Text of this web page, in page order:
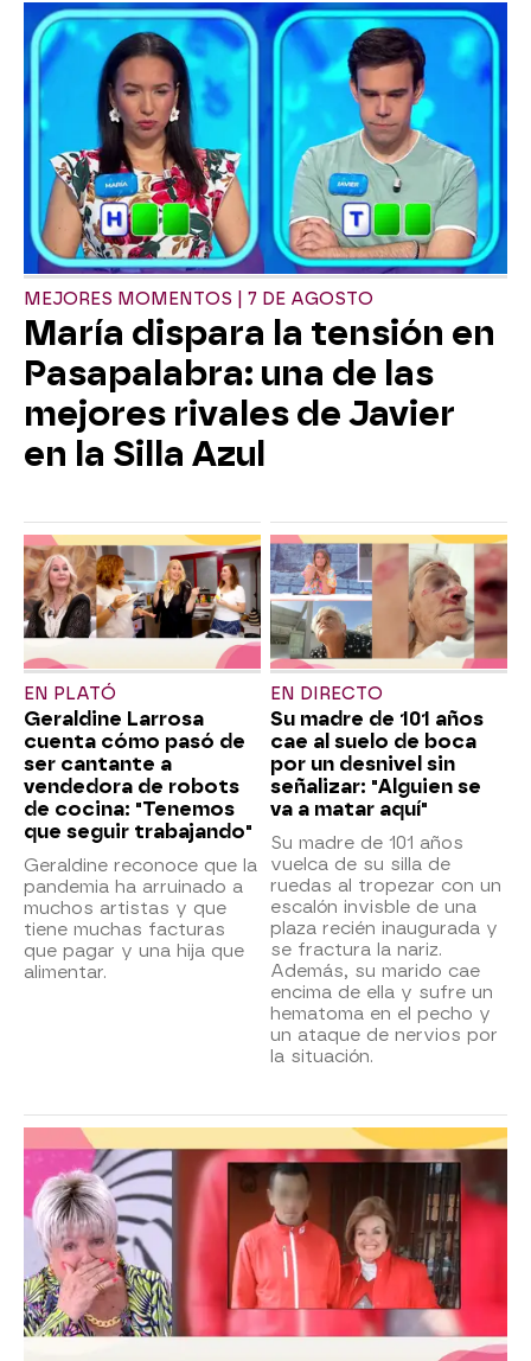
MEJORES MOMENTOS | 7 DE AGOSTO
María dispara la tensión en
Pasapalabra: una de las
mejores rivales de Javier
en la Silla Azul
EN PLATÓ
Geraldine Larrosa
cuenta cómo pasó de
ser cantante a
vendedora de robots
de cocina: "Tenemos
que seguir trabajando"
Geraldine reconoce que la
pandemia ha arruinado a
muchos artistas y que
tiene muchas facturas
que pagar y una hija que
alimentar.
EN DIRECTO
Su madre de 101 años
cae al suelo de boca
por un desnivel sin
señalizar: "Alguien se
va a matar aquí"
Su madre de 101 años
vuelca de su silla de
ruedas al tropezar con un
escalón invisble de una
plaza recién inaugurada y
se fractura la nariz.
Además, su marido cae
encima de ella y sufre un
hematoma en el pecho y
un ataque de nervios por
la situación.